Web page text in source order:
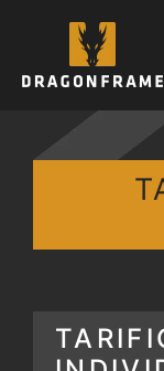
contenu